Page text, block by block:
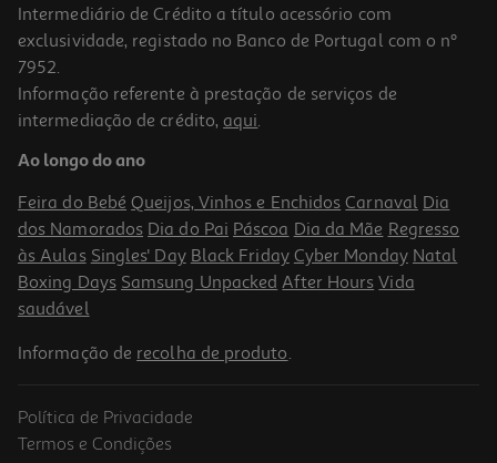
Whisky Clifton 8 Anos 40º 0.70l
17.13 €/Lt
11,99 €
Intermediário de Crédito a título acessório com
exclusividade, registado no Banco de Portugal com o nº
7952.
Informação referente à prestação de serviços de
intermediação de crédito, aqui.
Ao longo do ano
Feira do Bebé Queijos, Vinhos e Enchidos Carnaval Dia
dos Namorados Dia do Pai Páscoa Dia da Mãe Regresso
às Aulas Singles' Day Black Friday Cyber Monday Natal
Boxing Days Samsung Unpacked After Hours Vida
saudável
Informação de recolha de produto.
Política de Privacidade
Termos e Condições